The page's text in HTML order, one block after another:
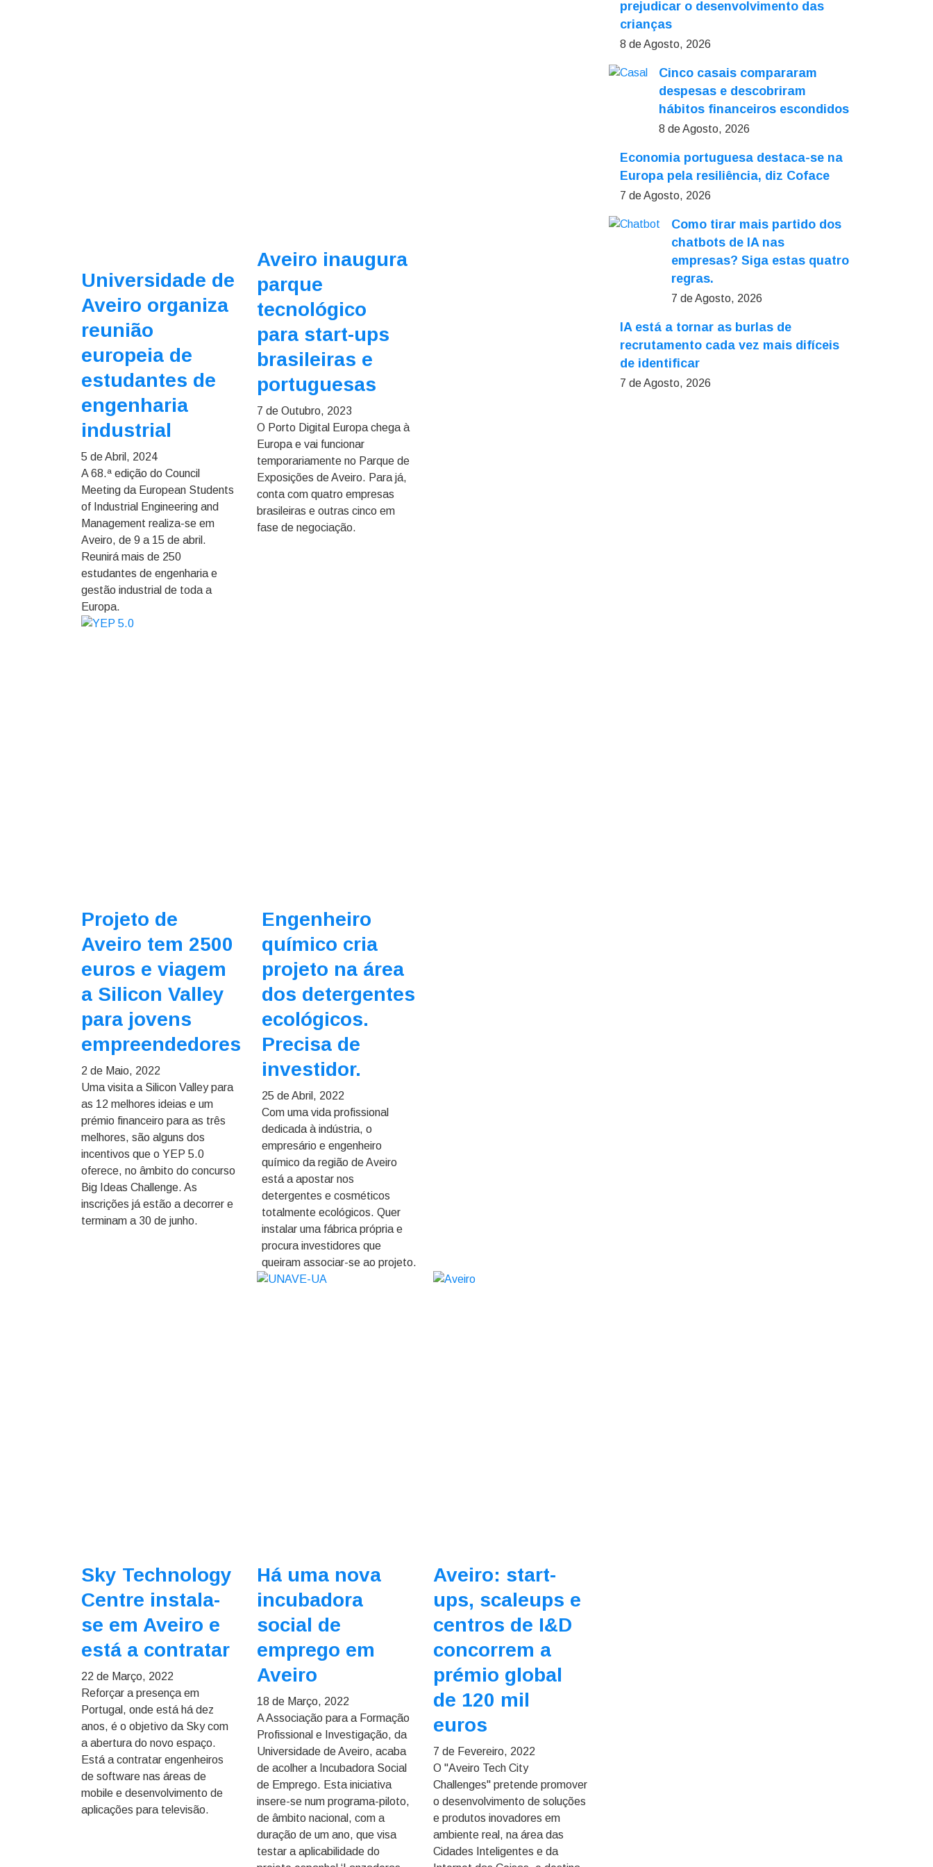
Universidade de
Aveiro organiza
reunião
europeia de
estudantes de
engenharia
industrial
5 de Abril, 2024
A 68.ª edição do Council
Meeting da European Students
of Industrial Engineering and
Management realiza-se em
Aveiro, de 9 a 15 de abril.
Reunirá mais de 250
estudantes de engenharia e
gestão industrial de toda a
Europa.
Aveiro inaugura
parque
tecnológico
para start-ups
brasileiras e
portuguesas
7 de Outubro, 2023
O Porto Digital Europa chega à
Europa e vai funcionar
temporariamente no Parque de
Exposições de Aveiro. Para já,
conta com quatro empresas
brasileiras e outras cinco em
fase de negociação.
Projeto de
Aveiro tem 2500
euros e viagem
a Silicon Valley
para jovens
empreendedores
2 de Maio, 2022
Uma visita a Silicon Valley para
as 12 melhores ideias e um
prémio financeiro para as três
melhores, são alguns dos
incentivos que o YEP 5.0
oferece, no âmbito do concurso
Big Ideas Challenge. As
inscrições já estão a decorrer e
terminam a 30 de junho.
Engenheiro
químico cria
projeto na área
dos detergentes
ecológicos.
Precisa de
investidor.
25 de Abril, 2022
Com uma vida profissional
dedicada à indústria, o
empresário e engenheiro
químico da região de Aveiro
está a apostar nos
detergentes e cosméticos
totalmente ecológicos. Quer
instalar uma fábrica própria e
procura investidores que
queiram associar-se ao projeto.
Sky Technology
Centre instala-
se em Aveiro e
está a contratar
22 de Março, 2022
Reforçar a presença em
Portugal, onde está há dez
anos, é o objetivo da Sky com
a abertura do novo espaço.
Está a contratar engenheiros
de software nas áreas de
mobile e desenvolvimento de
aplicações para televisão.
Há uma nova
incubadora
social de
emprego em
Aveiro
18 de Março, 2022
A Associação para a Formação
Profissional e Investigação, da
Universidade de Aveiro, acaba
de acolher a Incubadora Social
de Emprego. Esta iniciativa
insere-se num programa-piloto,
de âmbito nacional, com a
duração de um ano, que visa
testar a aplicabilidade do
Aveiro: start-
ups, scaleups e
centros de I&D
concorrem a
prémio global
de 120 mil
euros
7 de Fevereiro, 2022
O "Aveiro Tech City
Challenges" pretende promover
o desenvolvimento de soluções
e produtos inovadores em
ambiente real, na área das
Cidades Inteligentes e da
prejudicar o desenvolvimento das
crianças
8 de Agosto, 2026
Cinco casais compararam
despesas e descobriram
hábitos financeiros escondidos
8 de Agosto, 2026
Economia portuguesa destaca-se na
Europa pela resiliência, diz Coface
7 de Agosto, 2026
Como tirar mais partido dos
chatbots de IA nas
empresas? Siga estas quatro
regras.
7 de Agosto, 2026
IA está a tornar as burlas de
recrutamento cada vez mais difíceis
de identificar
7 de Agosto, 2026